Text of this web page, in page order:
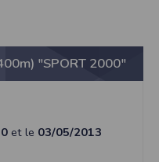
"SPORT 2000"
et le 03/05/2013